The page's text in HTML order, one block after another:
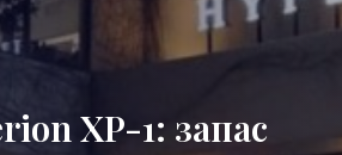
XP-1: запас